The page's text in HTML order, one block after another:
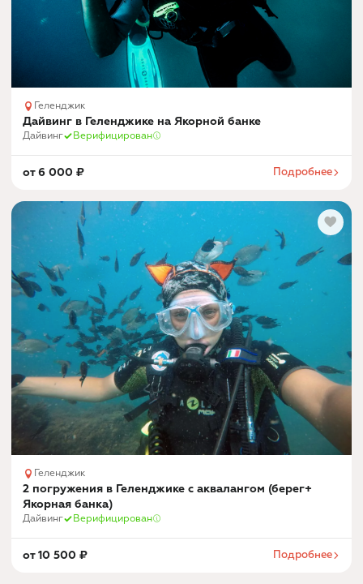
Геленджик
Дайвинг в Геленджике на Якорной банке
Дайвинг Верифицирован
от6 000 ₽ Подробнее
Геленджик
2 погружения в Геленджике с аквалангом (берег+
Якорная банка)
Дайвинг Верифицирован
от10 500 ₽ Подробнее